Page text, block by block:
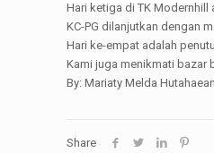
Hari ketiga di TK
KC-PG dilanjutkan dengan
Hari ke-empat adalah
Kami juga menikmati bazar
By: Mariaty Melda
Share